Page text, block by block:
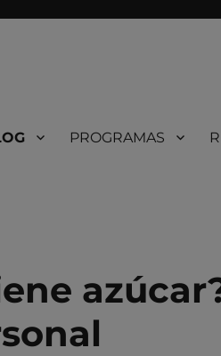
PROGRAMAS